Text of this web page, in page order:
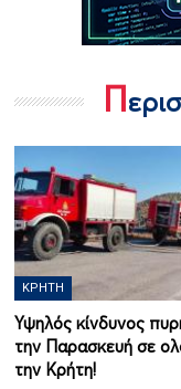
Π
ΚΡΉΤΗ
Υψηλός κίνδυνος
την Παρασκευή σε
την Κρήτη!